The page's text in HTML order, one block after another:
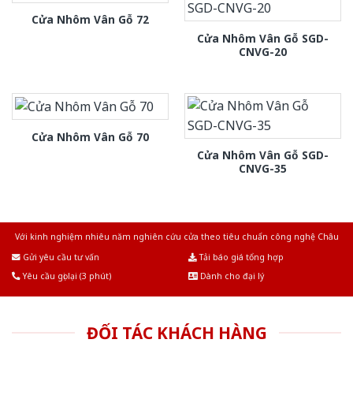
Cửa Nhôm Vân Gỗ 72
Cửa Nhôm Vân Gỗ SGD-
CNVG-20
Cửa Nhôm Vân Gỗ 70
Cửa Nhôm Vân Gỗ SGD-
CNVG-35
Với kinh nghiệm nhiêu năm nghiên cứu cửa theo tiêu chuẩn công nghệ Châu
Gửi yêu cầu tư vấn
Tải báo giá tổng hợp
Yêu cầu gọi lại (3 phút)
Dành cho đại lý
ĐỐI TÁC KHÁCH HÀNG